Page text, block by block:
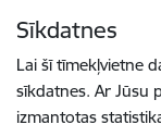
Sīkdatnes
Lai šī tīmekļvietne
sīkdatnes. Ar Jūsu
izmantotas